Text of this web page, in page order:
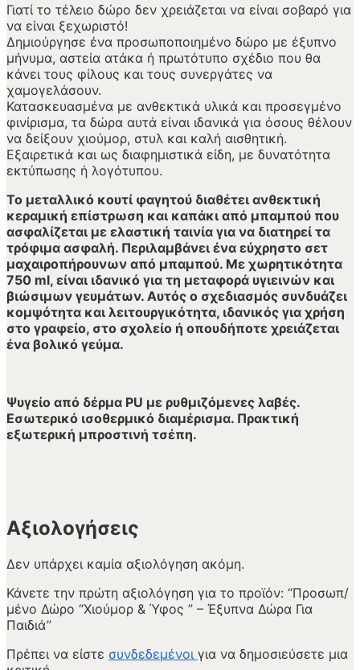
Γιατί το τέλειο δώρο δεν χρειάζεται να είναι σοβαρό για
να είναι ξεχωριστό!
Δημιούργησε ένα προσωποποιημένο δώρο με έξυπνο
μήνυμα, αστεία ατάκα ή πρωτότυπο σχέδιο που θα
κάνει τους φίλους και τους συνεργάτες να
χαμογελάσουν.
Κατασκευασμένα με ανθεκτικά υλικά και προσεγμένο
φινίρισμα, τα δώρα αυτά είναι ιδανικά για όσους θέλουν
να δείξουν χιούμορ, στυλ και καλή αισθητική.
Εξαιρετικά και ως διαφημιστικά είδη, με δυνατότητα
εκτύπωσης ή λογότυπου.
Το μεταλλικό κουτί φαγητού διαθέτει ανθεκτική
κεραμική επίστρωση και καπάκι από μπαμπού που
ασφαλίζεται με ελαστική ταινία για να διατηρεί τα
τρόφιμα ασφαλή. Περιλαμβάνει ένα εύχρηστο σετ
μαχαιροπήρουνων από μπαμπού. Με χωρητικότητα
750 ml, είναι ιδανικό για τη μεταφορά υγιεινών και
βιώσιμων γευμάτων. Αυτός ο σχεδιασμός συνδυάζει
κομψότητα και λειτουργικότητα, ιδανικός για χρήση
στο γραφείο, στο σχολείο ή οπουδήποτε χρειάζεται
ένα βολικό γεύμα.
Ψυγείο από δέρμα PU με ρυθμιζόμενες λαβές.
Εσωτερικό ισοθερμικό διαμέρισμα. Πρακτική
εξωτερική μπροστινή τσέπη.
Αξιολογήσεις
Δεν υπάρχει καμία αξιολόγηση ακόμη.
Κάνετε την πρώτη αξιολόγηση για το προϊόν: “Προσωπ/
μένο Δώρο “Χιούμορ & Ύφος ” – Έξυπνα Δώρα Για
Παιδιά”
Πρέπει να είστε συνδεδεμένοι για να δημοσιεύσετε μια